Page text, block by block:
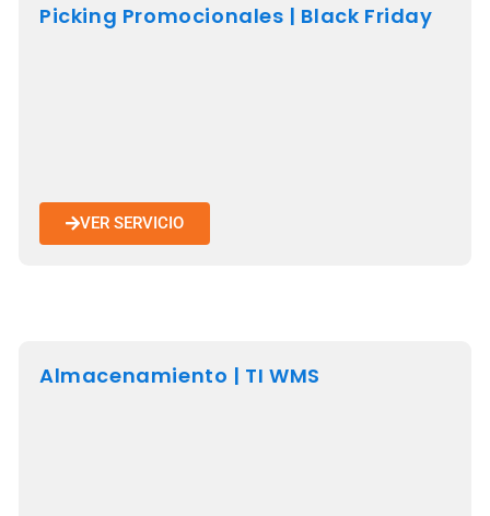
Picking Promocionales | Black Friday
VER SERVICIO
Almacenamiento | TI WMS